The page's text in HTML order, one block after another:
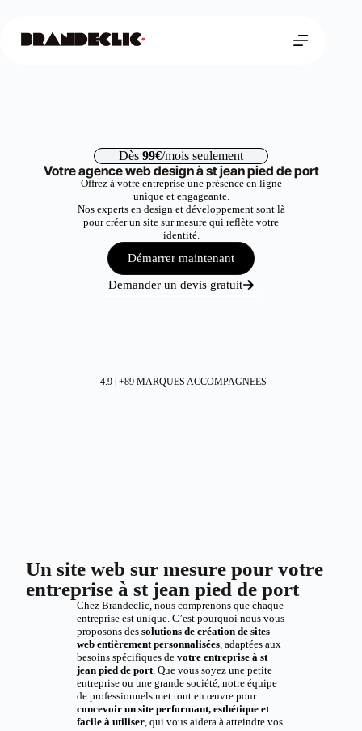
Dès 99€/mois seulement
Votre agence web design à st jean pied de port
Offrez à votre entreprise une présence en ligne
unique et engageante.
Nos experts en design et développement sont là
pour créer un site sur mesure qui reflète votre
identité.
Démarrer maintenant
Demander un devis gratuit
4.9 | +89 MARQUES ACCOMPAGNEES
Un site web sur mesure pour votre
entreprise à st jean pied de port
Chez Brandeclic, nous comprenons que chaque
entreprise est unique. C’est pourquoi nous vous
proposons des solutions de création de sites
web entièrement personnalisées, adaptées aux
besoins spécifiques de votre entreprise à st
jean pied de port. Que vous soyez une petite
entreprise ou une grande société, notre équipe
de professionnels met tout en œuvre pour
concevoir un site performant, esthétique et
facile à utiliser, qui vous aidera à atteindre vos